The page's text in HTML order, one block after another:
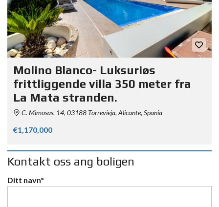
Molino Blanco- Luksuriøs
frittliggende villa 350 meter fra
La Mata stranden.
C. Mimosas, 14, 03188 Torrevieja, Alicante, Spania
€1,170,000
Kontakt oss ang boligen
Ditt navn*